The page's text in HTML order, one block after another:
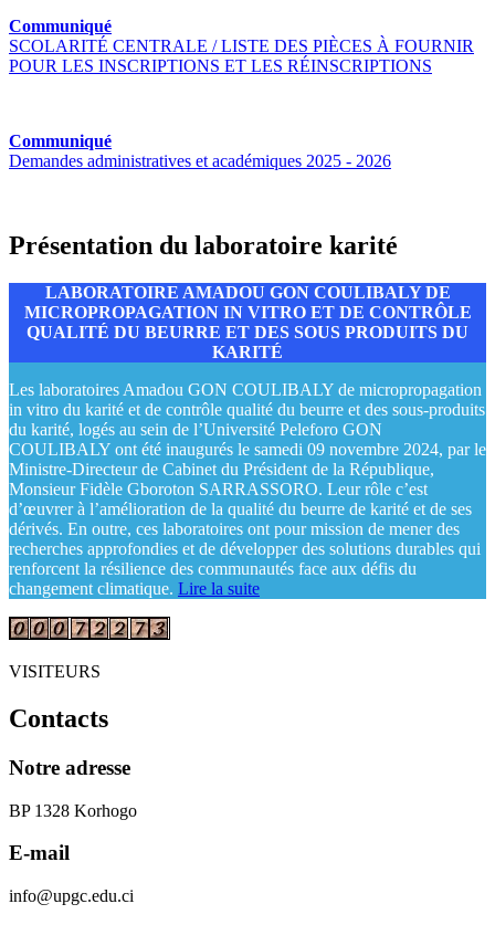
Communiqué
SCOLARITÉ CENTRALE / LISTE DES PIÈCES À FOURNIR
POUR LES INSCRIPTIONS ET LES RÉINSCRIPTIONS
Communiqué
Demandes administratives et académiques 2025 - 2026
Présentation du laboratoire karité
LABORATOIRE AMADOU GON COULIBALY DE
MICROPROPAGATION IN VITRO ET DE CONTRÔLE
QUALITÉ DU BEURRE ET DES SOUS PRODUITS DU
KARITÉ
Les laboratoires Amadou GON COULIBALY de micropropagation
in vitro du karité et de contrôle qualité du beurre et des sous-produits
du karité, logés au sein de l’Université Peleforo GON
COULIBALY ont été inaugurés le samedi 09 novembre 2024, par le
Ministre-Directeur de Cabinet du Président de la République,
Monsieur Fidèle Gboroton SARRASSORO. Leur rôle c’est
d’œuvrer à l’amélioration de la qualité du beurre de karité et de ses
dérivés. En outre, ces laboratoires ont pour mission de mener des
recherches approfondies et de développer des solutions durables qui
renforcent la résilience des communautés face aux défis du
changement climatique. Lire la suite
VISITEURS
Contacts
Notre adresse
BP 1328 Korhogo
E-mail
info@upgc.edu.ci